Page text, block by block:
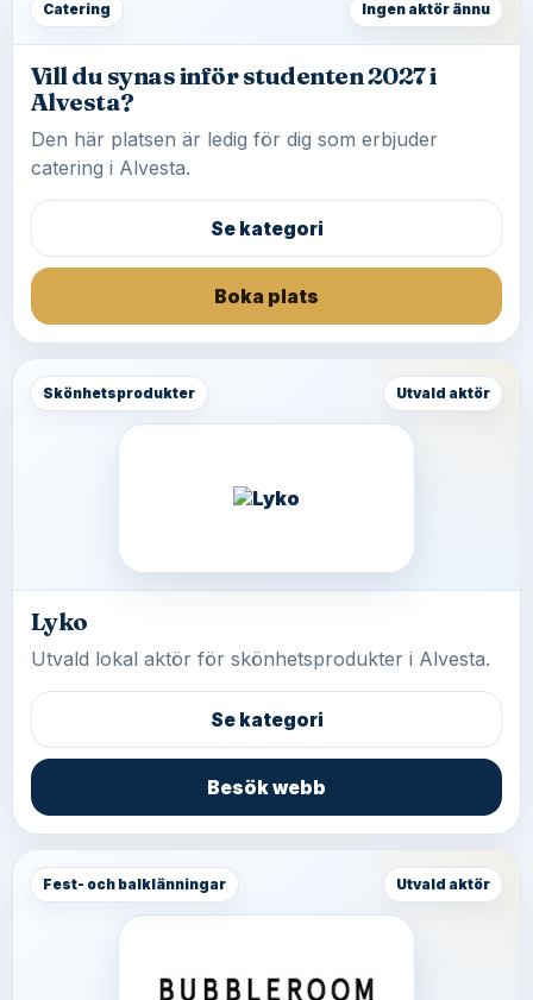
Catering Ingen aktör ännu
Vill du synas inför studenten 2027 i
Alvesta?
Den här platsen är ledig för dig som erbjuder
catering i Alvesta.
Se kategori
Boka plats
Skönhetsprodukter Utvald aktör
Lyko
Utvald lokal aktör för skönhetsprodukter i Alvesta.
Se kategori
Besök webb
Fest- och balklänningar Utvald aktör